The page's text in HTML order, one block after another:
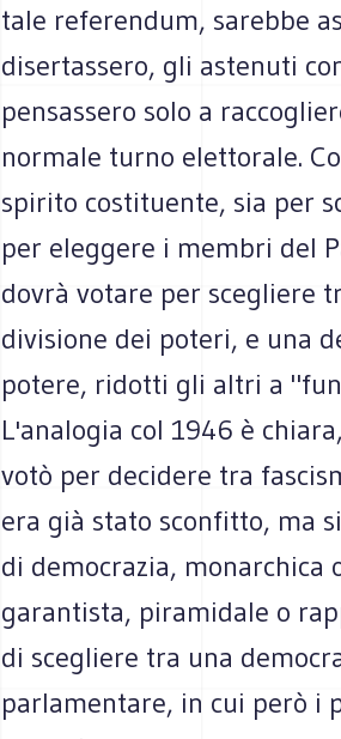
tale referendum, sarebbe
disertassero, gli astenuti
pensassero solo a
normale turno elettorale.
spirito costituente, sia per
per eleggere i membri del
dovrà votare per scegliere
divisione dei poteri, e una
potere, ridotti gli altri a
L'analogia col 1946 è
votò per decidere tra
era già stato sconfitto, ma
di democrazia,
garantista, piramidale o
di scegliere tra una
parlamentare, in cui però i